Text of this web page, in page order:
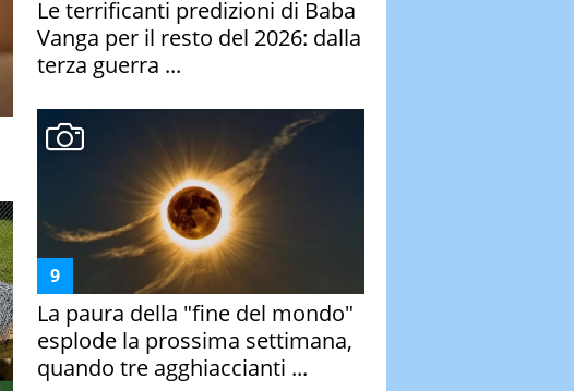
Le terrificanti predizioni di Baba
Vanga per il resto del 2026: dalla
terza guerra ...
La paura della "fine del mondo"
esplode la prossima settimana,
quando tre agghiaccianti ...